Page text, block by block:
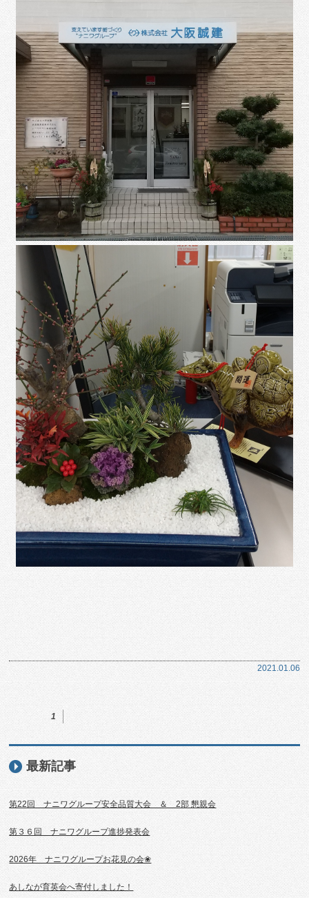
2021.01.06
1
最新記事
第22回 ナニワグループ安全品質大会 ＆ 2部 懇親会
第３６回 ナニワグループ進捗発表会
2026年 ナニワグループお花見の会❀
あしなが育英会へ寄付しました！